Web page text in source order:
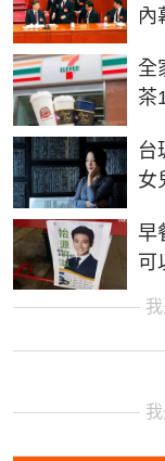
內
全
茶
台
女
早
可